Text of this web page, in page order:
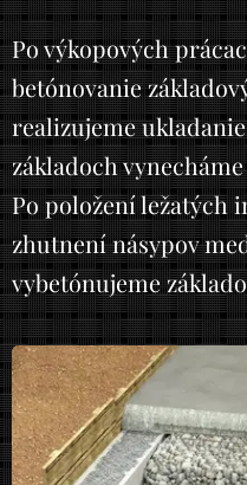
Po výkopových
betónovanie
realizujeme
základoch
Po položení ležatých
zhutnení násypov
vybetónujeme